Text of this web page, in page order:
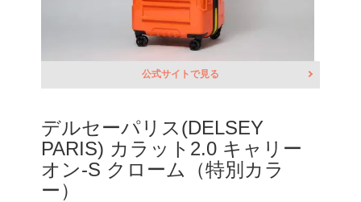
公式サイトで見る
デルセーパリス(DELSEY
PARIS) カラット2.0 キャリー
オン-S クローム（特別カラ
ー）